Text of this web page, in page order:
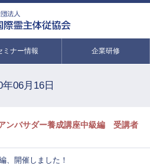
ミナー情報 企業研修
年06月16日
ンバサダー養成講座中級編 受講者
、開催しました！